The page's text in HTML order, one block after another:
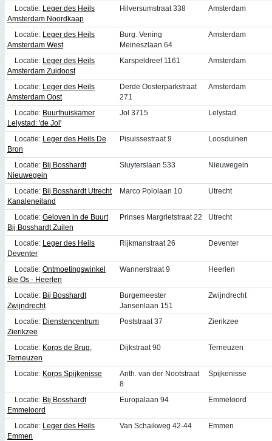
Locatie: Leger des Heils
Amsterdam Noordkaap
Hilversumstraat 338 Amsterdam
Locatie: Leger des Heils
Amsterdam West
Burg. Vening
Meineszlaan 64
Amsterdam
Locatie: Leger des Heils
Amsterdam Zuidoost
Karspeldreef 1161 Amsterdam
Locatie: Leger des Heils
Amsterdam Oost
Derde Oosterparkstraat
271
Amsterdam
Locatie: Buurthuiskamer
Lelystad: 'de Jol'
Jol 3715 Lelystad
Locatie: Leger des Heils De
Bron
Pisuissestraat 9 Loosduinen
Locatie: Bij Bosshardt
Nieuwegein
Sluyterslaan 533 Nieuwegein
Locatie: Bij Bosshardt Utrecht
Kanaleneiland
Marco Pololaan 10 Utrecht
Locatie: Geloven in de Buurt
Bij Bosshardt Zuilen
Prinses Margrietstraat 22 Utrecht
Locatie: Leger des Heils
Deventer
Rijkmanstraat 26 Deventer
Locatie: Ontmoetingswinkel
Bie Os - Heerlen
Wannerstraat 9 Heerlen
Locatie: Bij Bosshardt
Zwijndrecht
Burgemeester
Jansenlaan 151
Zwijndrecht
Locatie: Dienstencentrum
Zierikzee
Poststraat 37 Zierikzee
Locatie: Korps de Brug,
Terneuzen
Dijkstraat 90 Terneuzen
Locatie: Korps Spijkenisse
Anth. van der Nootstraat
8
Spijkenisse
Locatie: Bij Bosshardt
Emmeloord
Europalaan 94 Emmeloord
Locatie: Leger des Heils
Emmen
Van Schaikweg 42-44 Emmen